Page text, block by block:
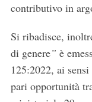
contributivo in
Si ribadisce,
di genere” è
125:2022, ai
pari opportunità